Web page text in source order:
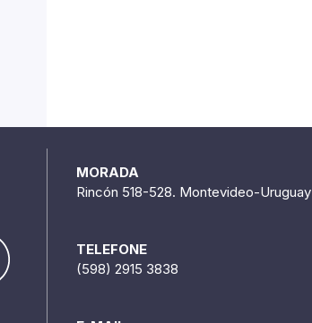
MORADA
Rincón 518-528. Montevideo-Uruguay
TELEFONE
(598) 2915 3838